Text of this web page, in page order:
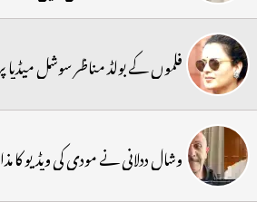
فلموں کے بولڈ مناظر سوشل میڈیا
وشال ددلانی نے مودی کی ویڈیو کا